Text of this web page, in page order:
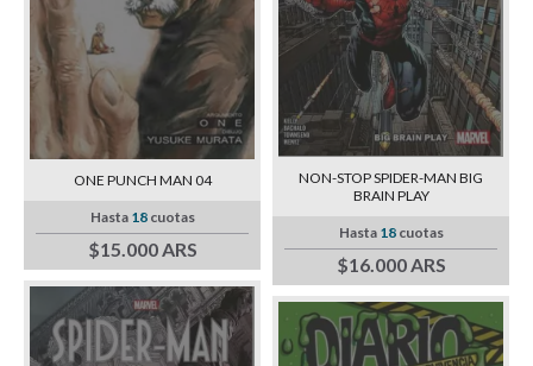
ONE PUNCH MAN 04
Hasta 18cuotas
$15.000 ARS
NON-STOP SPIDER-MAN BIG
BRAIN PLAY
Hasta 18cuotas
$16.000 ARS